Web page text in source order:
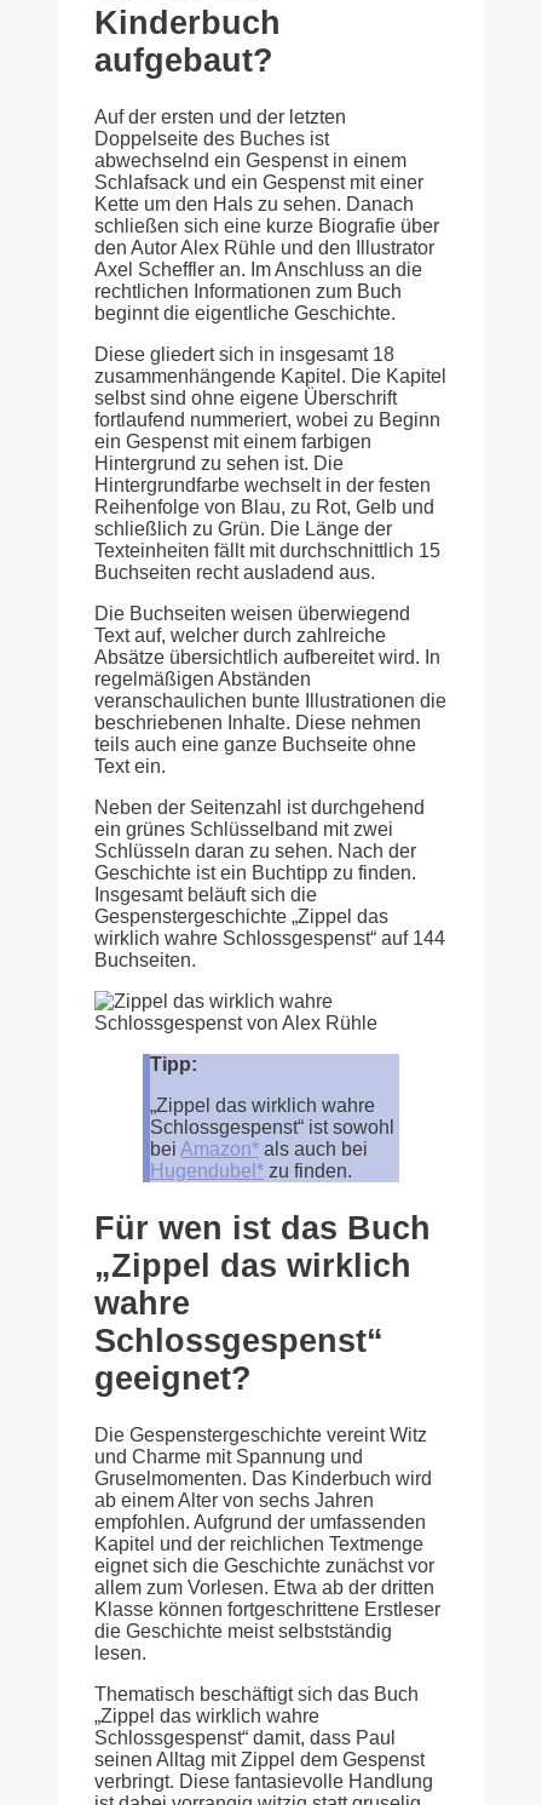
Kinderbuch
aufgebaut?
Auf der ersten und der letzten
Doppelseite des Buches ist
abwechselnd ein Gespenst in einem
Schlafsack und ein Gespenst mit einer
Kette um den Hals zu sehen. Danach
schließen sich eine kurze Biografie über
den Autor Alex Rühle und den Illustrator
Axel Scheffler an. Im Anschluss an die
rechtlichen Informationen zum Buch
beginnt die eigentliche Geschichte.
Diese gliedert sich in insgesamt 18
zusammenhängende Kapitel. Die Kapitel
selbst sind ohne eigene Überschrift
fortlaufend nummeriert, wobei zu Beginn
ein Gespenst mit einem farbigen
Hintergrund zu sehen ist. Die
Hintergrundfarbe wechselt in der festen
Reihenfolge von Blau, zu Rot, Gelb und
schließlich zu Grün. Die Länge der
Texteinheiten fällt mit durchschnittlich 15
Buchseiten recht ausladend aus.
Die Buchseiten weisen überwiegend
Text auf, welcher durch zahlreiche
Absätze übersichtlich aufbereitet wird. In
regelmäßigen Abständen
veranschaulichen bunte Illustrationen die
beschriebenen Inhalte. Diese nehmen
teils auch eine ganze Buchseite ohne
Text ein.
Neben der Seitenzahl ist durchgehend
ein grünes Schlüsselband mit zwei
Schlüsseln daran zu sehen. Nach der
Geschichte ist ein Buchtipp zu finden.
Insgesamt beläuft sich die
Gespenstergeschichte „Zippel das
wirklich wahre Schlossgespenst“ auf 144
Buchseiten.
Tipp:
„Zippel das wirklich wahre
Schlossgespenst“ ist sowohl
bei Amazon* als auch bei
Hugendubel* zu finden.
Für wen ist das Buch
„Zippel das wirklich
wahre
Schlossgespenst“
geeignet?
Die Gespenstergeschichte vereint Witz
und Charme mit Spannung und
Gruselmomenten. Das Kinderbuch wird
ab einem Alter von sechs Jahren
empfohlen. Aufgrund der umfassenden
Kapitel und der reichlichen Textmenge
eignet sich die Geschichte zunächst vor
allem zum Vorlesen. Etwa ab der dritten
Klasse können fortgeschrittene Erstleser
die Geschichte meist selbstständig
lesen.
Thematisch beschäftigt sich das Buch
„Zippel das wirklich wahre
Schlossgespenst“ damit, dass Paul
seinen Alltag mit Zippel dem Gespenst
verbringt. Diese fantasievolle Handlung